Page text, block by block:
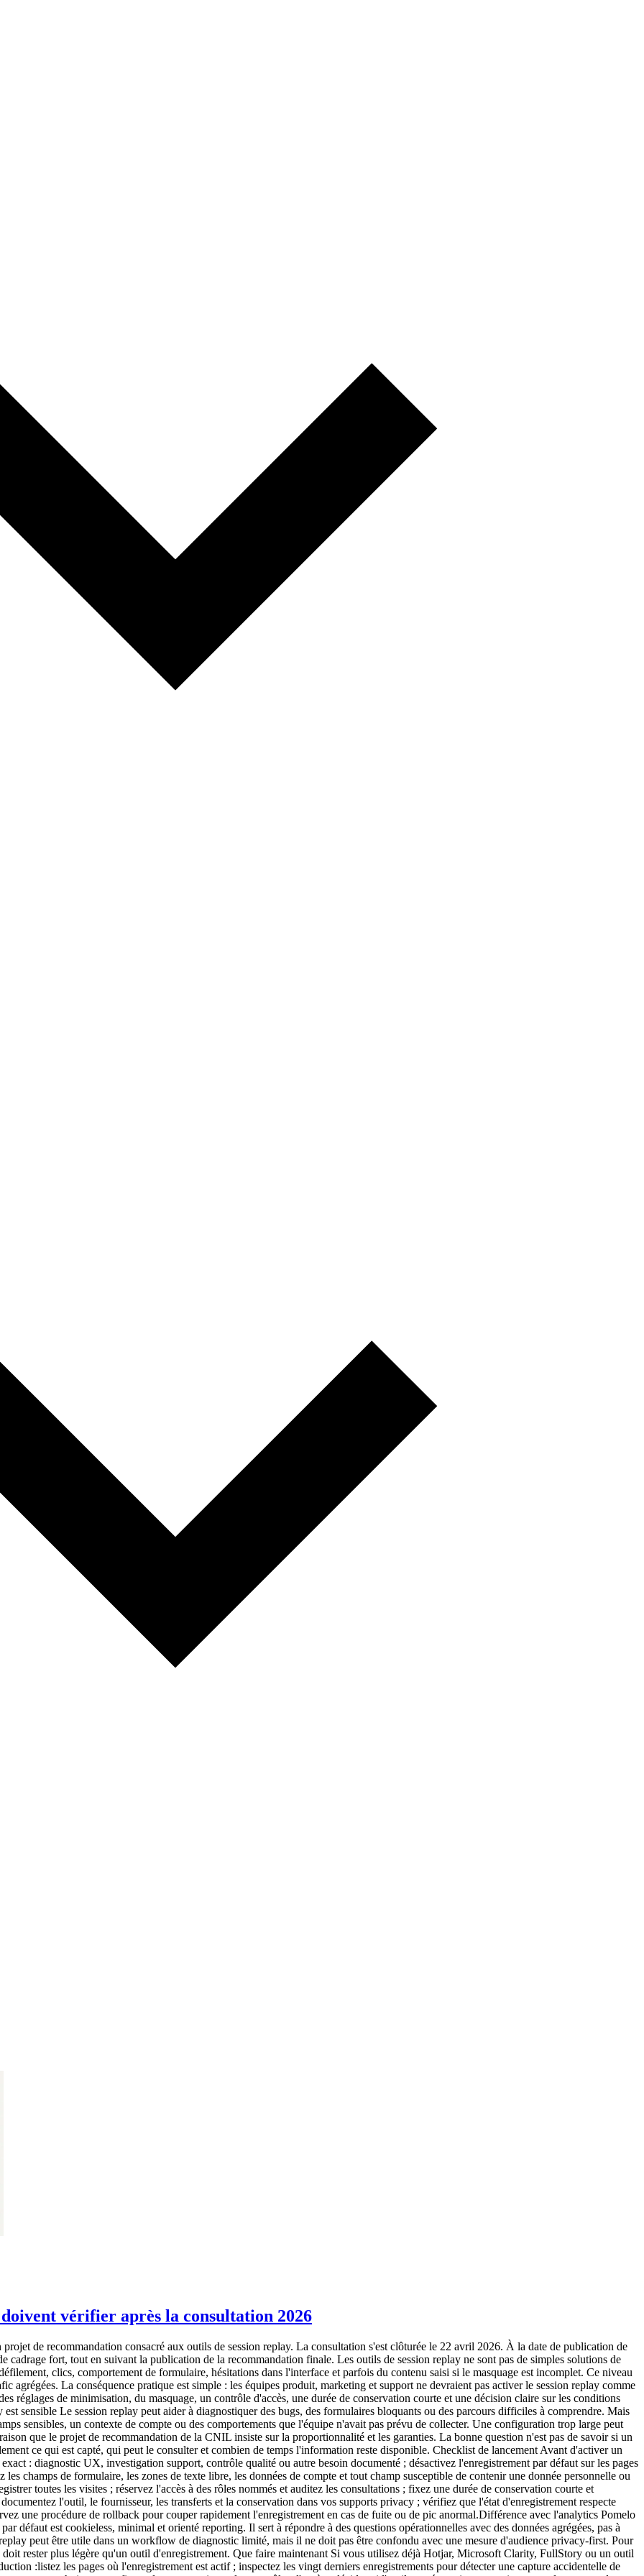
vérifier après la consultation 2026
de recommandation consacré aux outils de session replay. La consultation s'est clôturée le 22 avril 2026. À la date de publication de
cadrage fort, tout en suivant la publication de la recommandation finale. Les outils de session replay ne sont pas de simples solutions de
clics, comportement de formulaire, hésitations dans l'interface et parfois du contenu saisi si le masquage est incomplet. Ce niveau
agrégées. La conséquence pratique est simple : les équipes produit, marketing et support ne devraient pas activer le session replay comme
réglages de minimisation, du masquage, un contrôle d'accès, une durée de conservation courte et une décision claire sur les conditions
sensible Le session replay peut aider à diagnostiquer des bugs, des formulaires bloquants ou des parcours difficiles à comprendre. Mais
sensibles, un contexte de compte ou des comportements que l'équipe n'avait pas prévu de collecter. Une configuration trop large peut
que le projet de recommandation de la CNIL insiste sur la proportionnalité et les garanties. La bonne question n'est pas de savoir si un
ce qui est capté, qui peut le consulter et combien de temps l'information reste disponible. Checklist de lancement Avant d'activer un
: diagnostic UX, investigation support, contrôle qualité ou autre besoin documenté ; désactivez l'enregistrement par défaut sur les pages
champs de formulaire, les zones de texte libre, les données de compte et tout champ susceptible de contenir une donnée personnelle ou
toutes les visites ; réservez l'accès à des rôles nommés et auditez les consultations ; fixez une durée de conservation courte et
l'outil, le fournisseur, les transferts et la conservation dans vos supports privacy ; vérifiez que l'état d'enregistrement respecte
une procédure de rollback pour couper rapidement l'enregistrement en cas de fuite ou de pic anormal.Différence avec l'analytics Pomelo
défaut est cookieless, minimal et orienté reporting. Il sert à répondre à des questions opérationnelles avec des données agrégées, pas à
peut être utile dans un workflow de diagnostic limité, mais il ne doit pas être confondu avec une mesure d'audience privacy-first. Pour
rester plus légère qu'un outil d'enregistrement. Que faire maintenant Si vous utilisez déjà Hotjar, Microsoft Clarity, FullStory ou un outil
:listez les pages où l'enregistrement est actif ; inspectez les vingt derniers enregistrements pour détecter une capture accidentelle de